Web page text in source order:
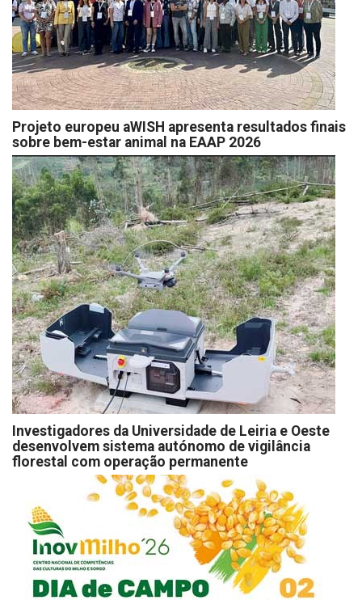
Projeto europeu aWISH apresenta resultados finais
sobre bem-estar animal na EAAP 2026
Investigadores da Universidade de Leiria e Oeste
desenvolvem sistema autónomo de vigilância
florestal com operação permanente